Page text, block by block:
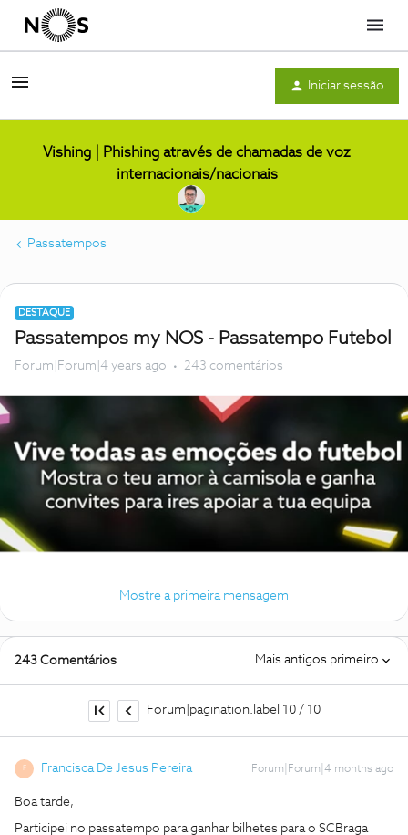
Menu
Iniciar sessão
Vishing | Phishing através de chamadas de voz
internacionais/nacionais
Passatempos
DESTAQUE
Passatempos my NOS - Passatempo Futebol
Forum|Forum|4 years ago 243 comentários
Mostre a primeira mensagem
243 Comentários Mais antigos primeiro
Forum|pagination.label 10 / 10
F Francisca De Jesus Pereira Forum|Forum|4 months ago
Boa tarde,
Participei no passatempo para ganhar bilhetes para o SCBraga